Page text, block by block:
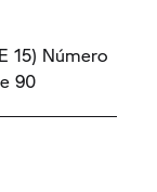
15) Número
90